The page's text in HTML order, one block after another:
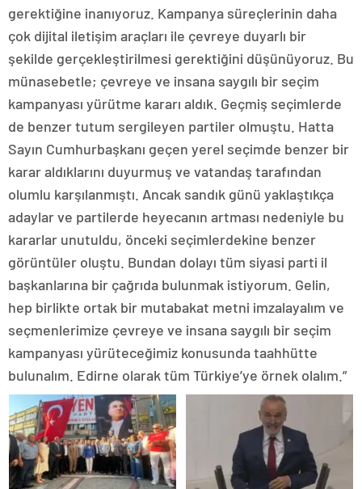
gerektiğine inanıyoruz. Kampanya süreçlerinin daha
çok dijital iletişim araçları ile çevreye duyarlı bir
şekilde gerçekleştirilmesi gerektiğini düşünüyoruz. Bu
münasebetle; çevreye ve insana saygılı bir seçim
kampanyası yürütme kararı aldık. Geçmiş seçimlerde
de benzer tutum sergileyen partiler olmuştu. Hatta
Sayın Cumhurbaşkanı geçen yerel seçimde benzer bir
karar aldıklarını duyurmuş ve vatandaş tarafından
olumlu karşılanmıştı. Ancak sandık günü yaklaştıkça
adaylar ve partilerde heyecanın artması nedeniyle bu
kararlar unutuldu, önceki seçimlerdekine benzer
görüntüler oluştu. Bundan dolayı tüm siyasi parti il
başkanlarına bir çağrıda bulunmak istiyorum. Gelin,
hep birlikte ortak bir mutabakat metni imzalayalım ve
seçmenlerimize çevreye ve insana saygılı bir seçim
kampanyası yürüteceğimiz konusunda taahhütte
bulunalım. Edirne olarak tüm Türkiye’ye örnek olalım.”